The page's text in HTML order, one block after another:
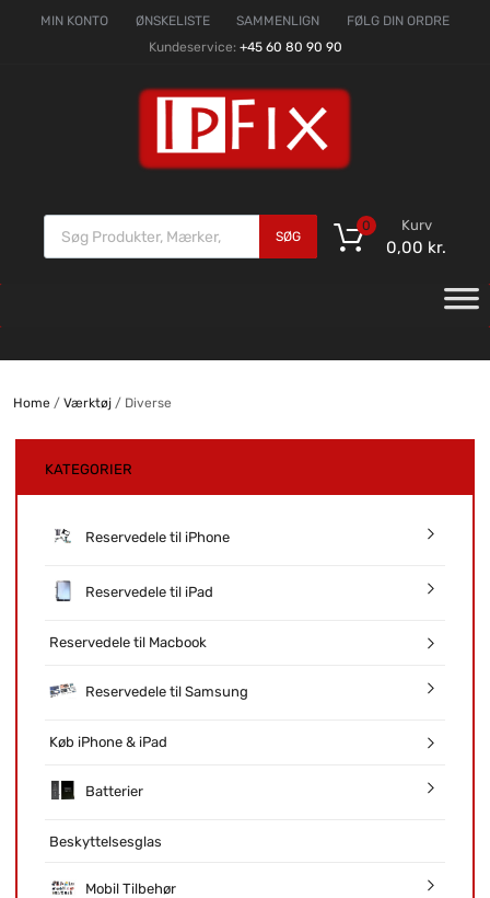
MIN KONTO ØNSKELISTE SAMMENLIGN
FØLG DIN ORDRE
Kundeservice: +45 60 80 90 90
SØG
Kurv
0,00 kr.
0
Home/ Værktøj/ Diverse
KATEGORIER
Reservedele til iPhone
Reservedele til iPad
Reservedele til Macbook
Reservedele til Samsung
Køb iPhone & iPad
Batterier
Beskyttelsesglas
Mobil Tilbehør